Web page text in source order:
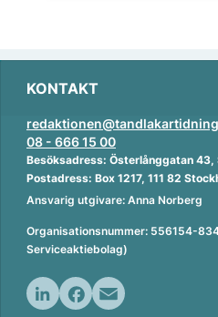
KONTAKT
08 - 666 15 00
Besöksadress: Österlånggatan 43,
Postadress: Box 1217, 111 82
Ansvarig utgivare: Anna Norberg
Organisationsnummer: 556154-
Serviceaktiebolag)